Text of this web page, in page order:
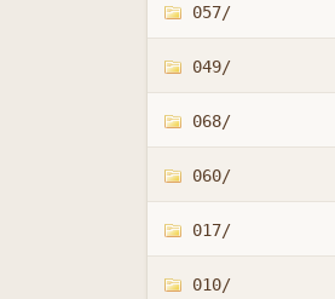
057/
049/
068/
060/
017/
010/